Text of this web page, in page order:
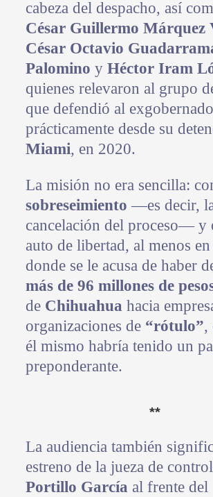
cabeza del despacho, así
César Guillermo Márquez
César Octavio
Palomino y Héctor Iram
quienes relevaron al grupo
que defendió al
prácticamente desde su
Miami, en 2020.
La misión no era sencilla:
sobreseimiento —es decir,
cancelación del proceso— y
auto de libertad, al menos en
donde se le acusa de haber
más de 96 millones de
de Chihuahua hacia
organizaciones de “rótulo”,
él mismo habría tenido un
preponderante.
**
La audiencia también
estreno de la jueza de control
Portillo García al frente del